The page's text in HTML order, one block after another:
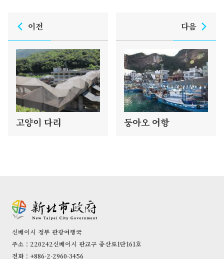
이전
고양이 다리
다음
둥아오 어항
신베이시 정부 관광여행국
주소：220242신베이시 판교구 중산로1단161호
전화：+886-2-2960-3456